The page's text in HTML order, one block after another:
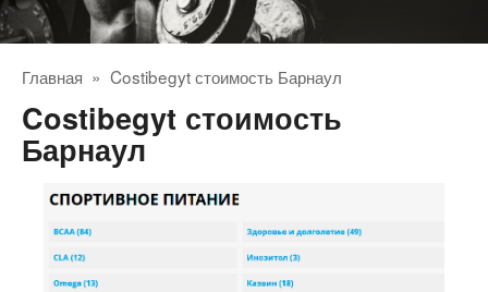
Главная » Costibegyt стоимость Барнаул
Costibegyt стоимость
Барнаул